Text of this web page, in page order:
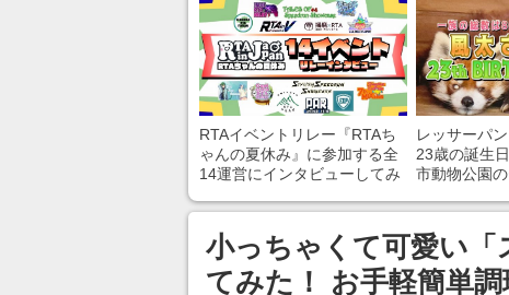
RTAイベントリレー『RTAち
ゃんの夏休み』に参加する全
14運営にインタビューしてみ
ンネルの貸し出しを利用し8/9
から1週間にわたって開催
レッサーパ
23歳の誕生
市動物公園
小っちゃくて可愛い「
てみた！ お手軽簡単